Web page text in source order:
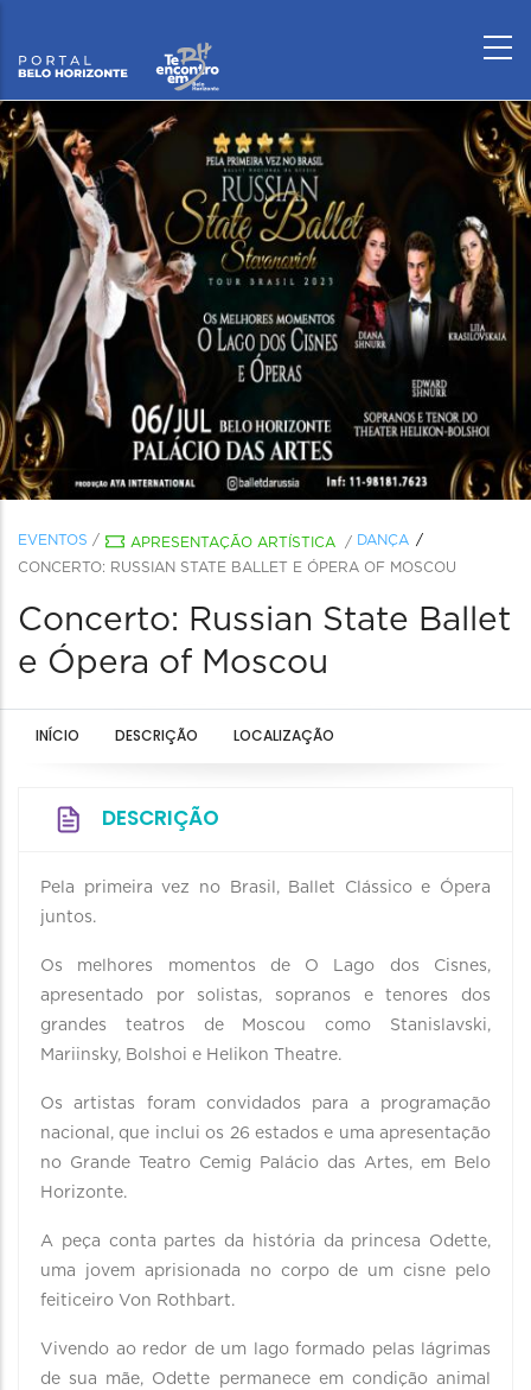
EVENTOS / APRESENTAÇÃO ARTÍSTICA / DANÇA
CONCERTO: RUSSIAN STATE BALLET E ÓPERA OF MOSCOU
Concerto: Russian State Ballet
e Ópera of Moscou
INÍCIO DESCRIÇÃO LOCALIZAÇÃO
DESCRIÇÃO
Pela primeira vez no Brasil, Ballet Clássico e Ópera
juntos.
Os melhores momentos de O Lago dos Cisnes,
apresentado por solistas, sopranos e tenores dos
grandes teatros de Moscou como Stanislavski,
Mariinsky, Bolshoi e Helikon Theatre.
Os artistas foram convidados para a programação
nacional, que inclui os 26 estados e uma apresentação
no Grande Teatro Cemig Palácio das Artes, em Belo
Horizonte.
A peça conta partes da história da princesa Odette,
uma jovem aprisionada no corpo de um cisne pelo
feiticeiro Von Rothbart.
Vivendo ao redor de um lago formado pelas lágrimas
de sua mãe, Odette permanece em condição animal